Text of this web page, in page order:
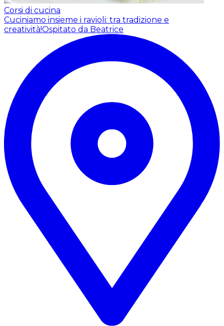
Corsi di cucina
Cuciniamo insieme i ravioli: tra tradizione e
creatività!Ospitato da Beatrice